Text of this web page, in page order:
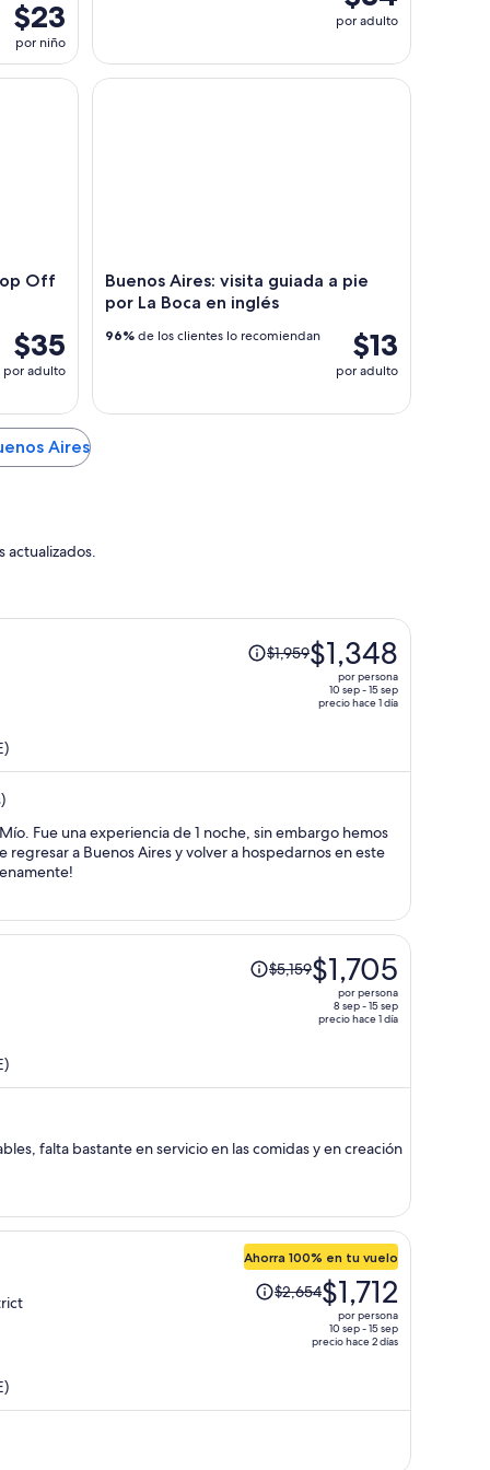
$23
por niño
por adulto
Off
$35
por adulto
y Beneficios Exclusivos
Buenos Aires: visita guiada a pie
por La Boca en inglés
$13
por adulto
96% de los clientes lo recomiendan
Buenos Aires: visita guiada a pie por La Boca en
Aires
actualizados.
El
precio
ahora
de
$1,348
$1,959$1,348
por persona
10 sep - 15 sep
precio hace 1 día
hemos
regresar a Buenos Aires y volver a hospedarnos en este
El
precio
ahora
de
$5,159$1,705
por persona
8 sep - 15 sep
precio hace 1 día
falta bastante en servicio en las comidas y en creación
Ahorra 100% en tu vuelo
El
precio
ahora
$2,654$1,712
por persona
10 sep - 15 sep
precio hace 2 días